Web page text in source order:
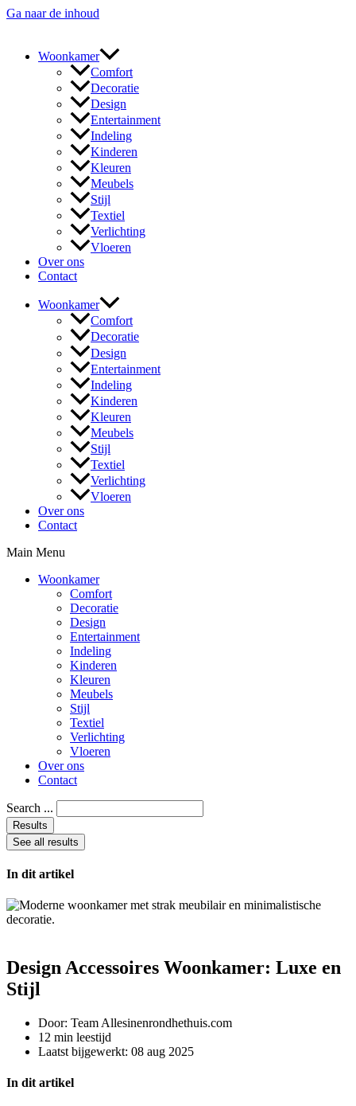
Ga naar de inhoud
Woonkamer
Comfort
Decoratie
Design
Entertainment
Indeling
Kinderen
Kleuren
Meubels
Stijl
Textiel
Verlichting
Vloeren
Over ons
Contact
Woonkamer
Comfort
Decoratie
Design
Entertainment
Indeling
Kinderen
Kleuren
Meubels
Stijl
Textiel
Verlichting
Vloeren
Over ons
Contact
Main Menu
Woonkamer
Comfort
Decoratie
Design
Entertainment
Indeling
Kinderen
Kleuren
Meubels
Stijl
Textiel
Verlichting
Vloeren
Over ons
Contact
Search ...
Results
See all results
In dit artikel
Design Accessoires Woonkamer: Luxe en
Stijl
Door: Team Allesinenrondhethuis.com
12 min leestijd
Laatst bijgewerkt: 08 aug 2025
In dit artikel